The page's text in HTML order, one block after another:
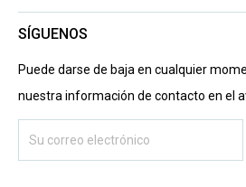
SÍGUENOS
Puede darse de baja en cualquier
nuestra información de contacto en el